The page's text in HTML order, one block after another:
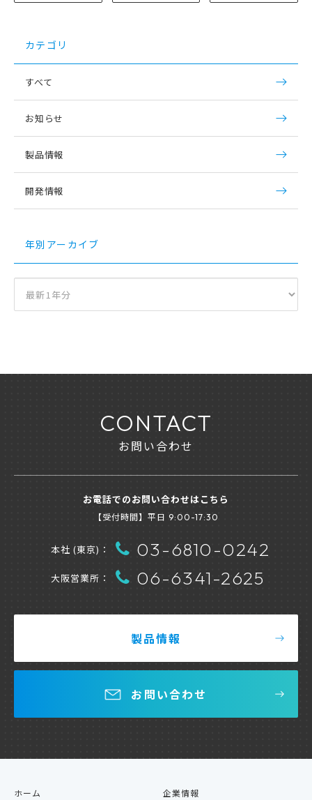
カテゴリ
すべて
お知らせ
製品情報
開発情報
年別アーカイブ
CONTACT
お問い合わせ
お電話でのお問い合わせはこちら
【受付時間】平日 9:00-17:30
本社 (東京)： 03-6810-0242
大阪営業所： 06-6341-2625
製品情報
お問い合わせ
ホーム
企業情報